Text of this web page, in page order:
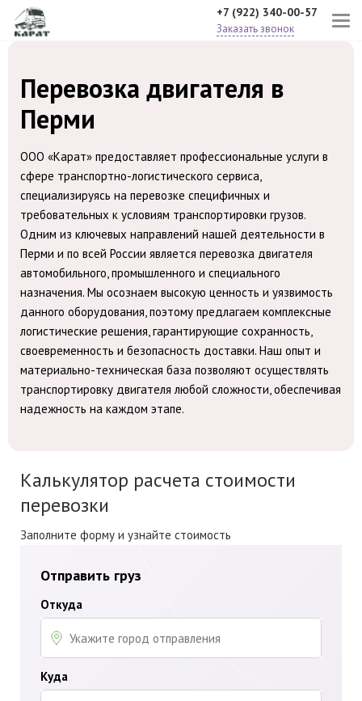
+7 (922) 340-00-57
Заказать звонок
Перевозка двигателя в
Перми
ООО «Карат» предоставляет профессиональные услуги в
сфере транспортно-логистического сервиса,
специализируясь на перевозке специфичных и
требовательных к условиям транспортировки грузов.
Одним из ключевых направлений нашей деятельности в
Перми и по всей России является перевозка двигателя
автомобильного, промышленного и специального
назначения. Мы осознаем высокую ценность и уязвимость
данного оборудования, поэтому предлагаем комплексные
логистические решения, гарантирующие сохранность,
своевременность и безопасность доставки. Наш опыт и
материально-техническая база позволяют осуществлять
транспортировку двигателя любой сложности, обеспечивая
надежность на каждом этапе.
Калькулятор расчета стоимости
перевозки
Заполните форму и узнайте стоимость
Отправить груз
Откуда
Куда